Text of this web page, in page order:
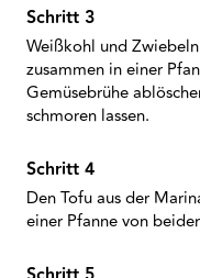
Weißkohl und
zusammen in einer
Gemüsebrühe
schmoren lassen.
Den Tofu aus der
einer Pfanne von